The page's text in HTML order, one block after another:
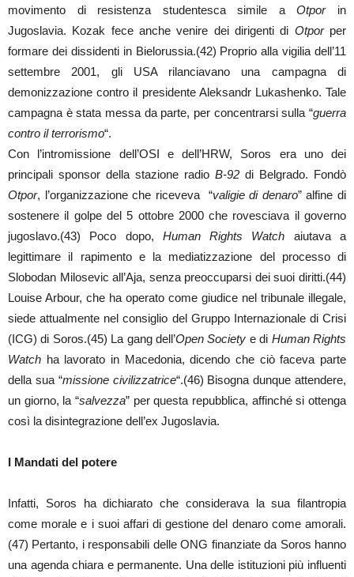
movimento di resistenza studentesca simile aOtporin
Jugoslavia. Kozak fece anche venire dei dirigenti di Otporper
formare dei dissidenti in Bielorussia.(42) Proprio alla vigilia dell’11
settembre 2001, gli USA rilanciavano una campagna di
demonizzazione contro il presidente Aleksandr Lukashenko. Tale
campagna è stata messa da parte, per concentrarsi sulla “guerra
contro il terrorismo“.
Con l’intromissione dell’OSI e dell’HRW, Soros era uno dei
principali sponsor della stazione radio B-92 di Belgrado. Fondò
Otpor, l’organizzazione che riceveva “valigie di denaro” alfine di
sostenere il golpe del 5 ottobre 2000 che rovesciava il governo
jugoslavo.(43) Poco dopo, Human Rights Watch aiutava a
legittimare il rapimento e la mediatizzazione del processo di
Slobodan Milosevic all’Aja, senza preoccuparsi dei suoi diritti.(44)
Louise Arbour, che ha operato come giudice nel tribunale illegale,
siede attualmente nel consiglio del Gruppo Internazionale di Crisi
(ICG) di Soros.(45) La gang dell’Open Society e di Human Rights
Watch ha lavorato in Macedonia, dicendo che ciò faceva parte
della sua “missione civilizzatrice“.(46) Bisogna dunque attendere,
un giorno, la “salvezza” per questa repubblica, affinché si ottenga
così la disintegrazione dell’ex Jugoslavia.
I Mandati del potere
Infatti, Soros ha dichiarato che considerava la sua filantropia
come morale e i suoi affari di gestione del denaro come amorali.
(47) Pertanto, i responsabili delle ONG finanziate da Soros hanno
una agenda chiara e permanente. Una delle istituzioni più influenti